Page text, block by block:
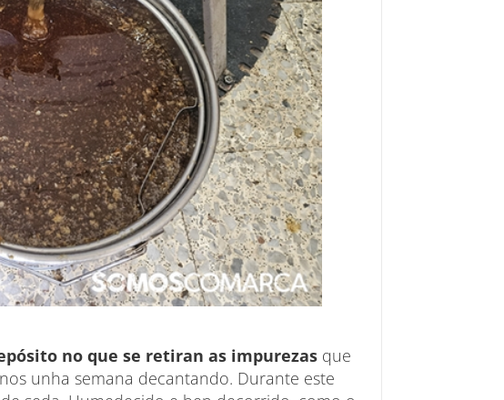
no que se retiran as impurezas que
unha semana decantando. Durante este